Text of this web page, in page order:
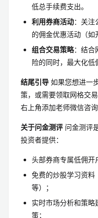
低总手续费支出。
利用券商活动：关注
的佣金优惠活动（如
组合交易策略：结合
险的同时，最大化低
结尾引导 如果您想进一
策，或需要领取网格交
右上角添加老师微信咨询
关于问金测评 问金测评
投资者提供：
头部券商专属低佣开
免费的炒股学习资料
等）；
实时市场分析和策
策；